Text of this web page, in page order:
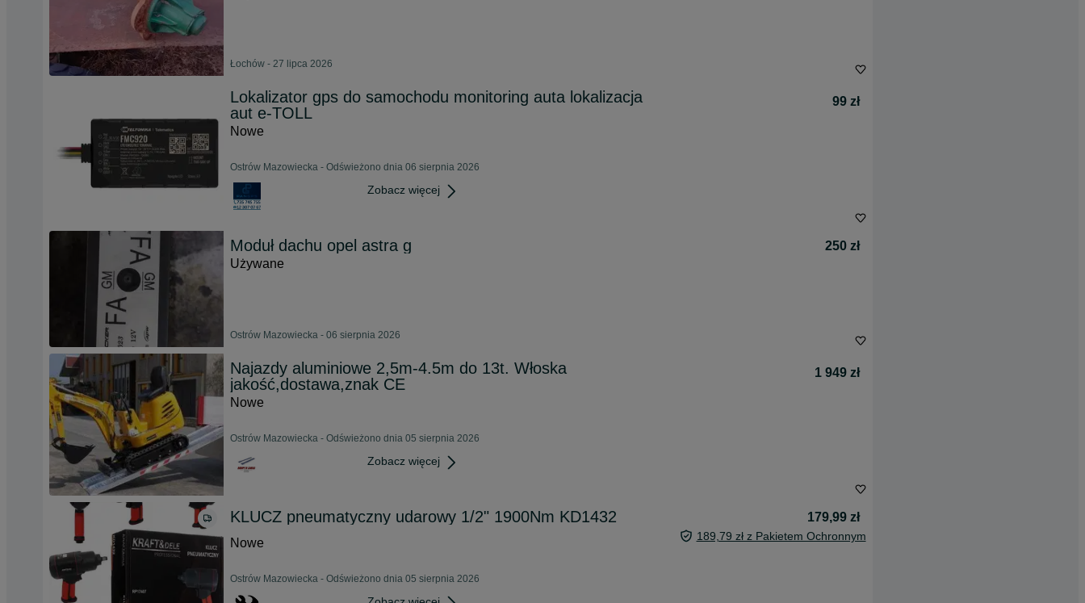
Łochów - 27 lipca 2026
Lokalizator gps do samochodu monitoring auta lokalizacja
aut e-TOLL
99 zł
Nowe
Ostrów Mazowiecka - Odświeżono dnia 06 sierpnia 2026
Zobacz więcej
Moduł dachu opel astra g
250 zł
Używane
Ostrów Mazowiecka - 06 sierpnia 2026
Najazdy aluminiowe 2,5m-4.5m do 13t. Włoska
jakość,dostawa,znak CE
1 949 zł
Nowe
Ostrów Mazowiecka - Odświeżono dnia 05 sierpnia 2026
Zobacz więcej
KLUCZ pneumatyczny udarowy 1/2" 1900Nm KD1432
179,99 zł
Nowe
189,79 zł z Pakietem Ochronnym
Ostrów Mazowiecka - Odświeżono dnia 05 sierpnia 2026